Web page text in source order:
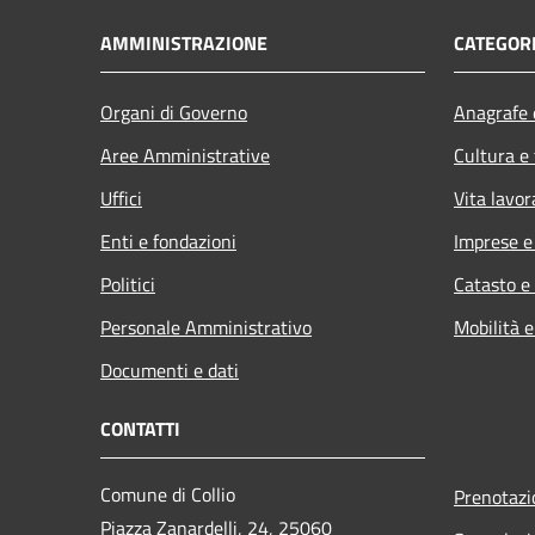
AMMINISTRAZIONE
Organi di Governo
Aree Amministrative
Uffici
Enti e fondazioni
Politici
Personale Amministrativo
Documenti e dati
Cultura
Vita
Imprese
Catasto
Mobilità
CONTATTI
Comune di Collio
Piazza Zanardelli, 24, 25060